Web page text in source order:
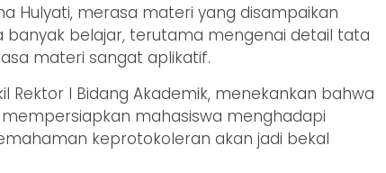
Hulyati, merasa materi yang disampaikan
banyak belajar, terutama mengenai detail tata
materi sangat aplikatif.
Rektor I Bidang Akademik, menekankan bahwa
mahasiswa menghadapi
keprotokoleran akan jadi bekal